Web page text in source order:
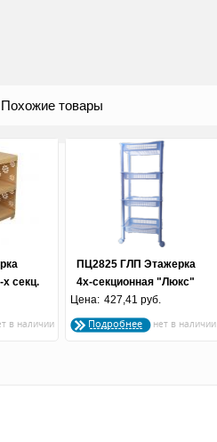
Похожие товары
секц.
ПЦ2825 ГЛП Этажерка
4х-секционная "Люкс"
(на колесиках) голубая
Цена: 427,41 руб.
Подробнее